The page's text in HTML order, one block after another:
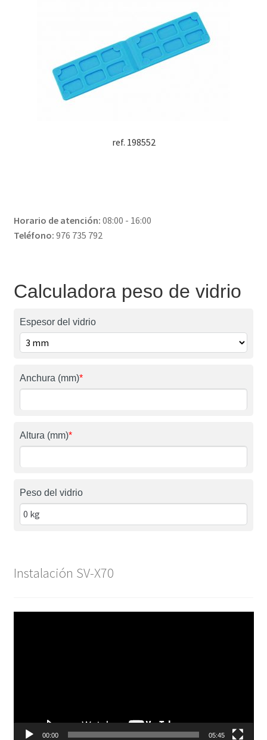
ref. 198552
Horario de atención: 08:00 - 16:00
Teléfono: 976 735 792
Calculadora peso de vidrio
Espesor del vidrio
Anchura (mm)*
Altura (mm)*
Peso del vidrio
Instalación SV-X70
00:00 05:45